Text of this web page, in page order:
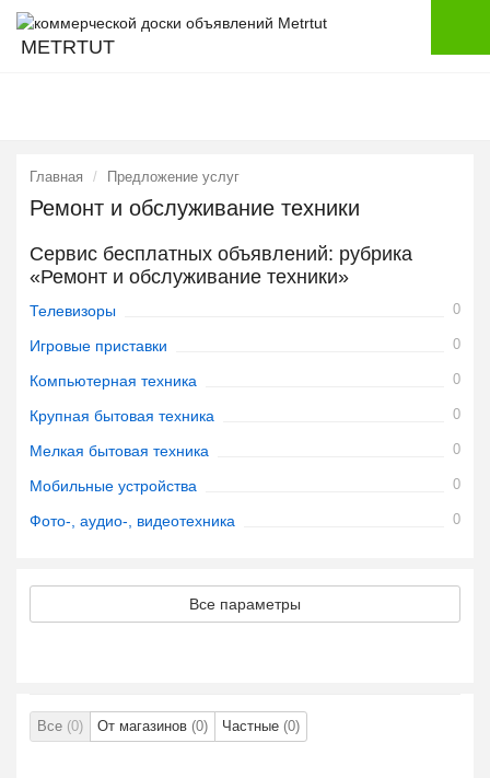
METRTUT
Главная Предложение услуг
Ремонт и обслуживание техники
Сервис бесплатных объявлений: рубрика
«Ремонт и обслуживание техники»
Телевизоры 0
Игровые приставки 0
Компьютерная техника 0
Крупная бытовая техника 0
Мелкая бытовая техника 0
Мобильные устройства 0
Фото-, аудио-, видеотехника 0
Все параметры
Все (0) От магазинов (0) Частные (0)